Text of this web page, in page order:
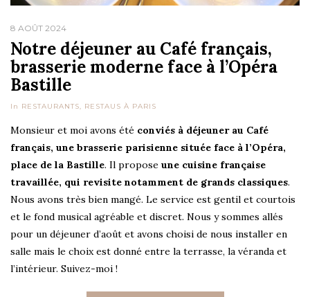
8 AOÛT 2024
Notre déjeuner au Café français,
brasserie moderne face à l’Opéra
Bastille
In RESTAURANTS, RESTAUS À PARIS
Monsieur et moi avons été conviés à déjeuner au Café
français, une brasserie parisienne située face à l’Opéra,
place de la Bastille. Il propose une cuisine française
travaillée, qui revisite notamment de grands classiques.
Nous avons très bien mangé. Le service est gentil et courtois
et le fond musical agréable et discret. Nous y sommes allés
pour un déjeuner d’août et avons choisi de nous installer en
salle mais le choix est donné entre la terrasse, la véranda et
l’intérieur. Suivez-moi !